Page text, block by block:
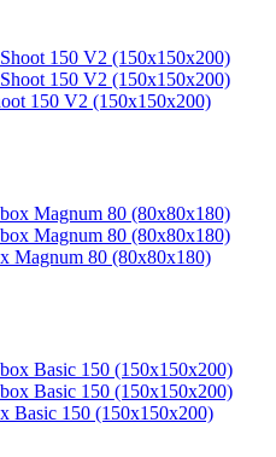
150 V2 (150х150х200)
Magnum 80 (80х80х180)
Basic 150 (150х150х200)